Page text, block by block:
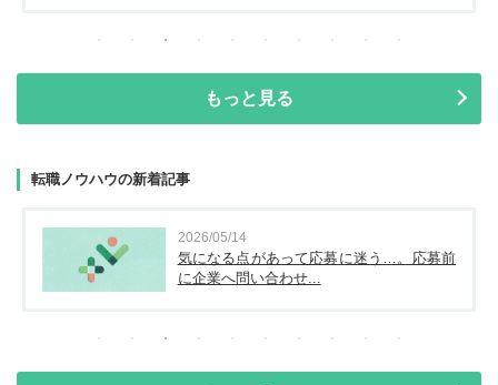
もっと見る
転職ノウハウの新着記事
2026/05/14
気になる点があって応募に迷う…。応募前
に企業へ問い合わせ...